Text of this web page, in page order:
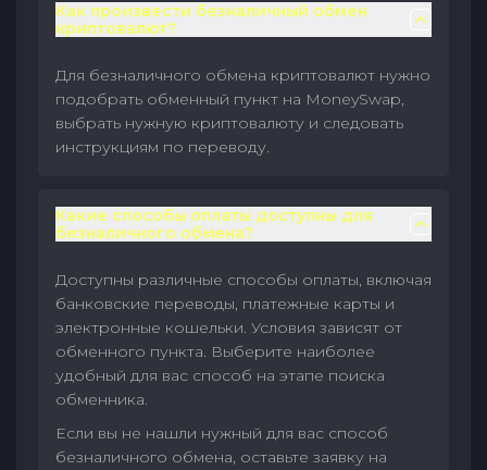
Как произвести безналичный обмен
криптовалют?
Для безналичного обмена криптовалют нужно
подобрать обменный пункт на MoneySwap,
выбрать нужную криптовалюту и следовать
инструкциям по переводу.
Какие способы оплаты доступны для
безналичного обмена?
Доступны различные способы оплаты, включая
банковские переводы, платежные карты и
электронные кошельки. Условия зависят от
обменного пункта. Выберите наиболее
удобный для вас способ на этапе поиска
обменника.
Если вы не нашли нужный для вас способ
безналичного обмена, оставьте заявку на